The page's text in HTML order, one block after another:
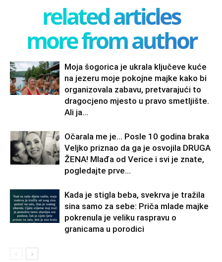
related articles
more from author
Moja šogorica je ukrala ključeve kuće
na jezeru moje pokojne majke kako bi
organizovala zabavu, pretvarajući to
dragocjeno mjesto u pravo smetljište.
Ali ja...
Očarala me je… Posle 10 godina braka
Veljko priznao da ga je osvojila DRUGA
ŽENA! Mlađa od Verice i svi je znate,
pogledajte prve...
Kada je stigla beba, svekrva je tražila
sina samo za sebe: Priča mlade majke
pokrenula je veliku raspravu o
granicama u porodici